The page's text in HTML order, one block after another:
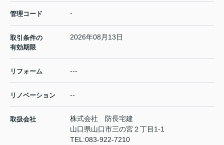
管理コード -
取引条件の
有効期限
2026年08月13日
リフォーム ---
リノベーション --
取扱会社
株式会社 防長宅建
山口県山口市三の宮２丁目1-1
TEL:083-922-7210